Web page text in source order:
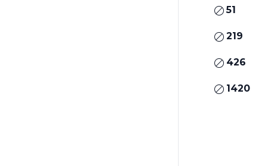
51
219
426
1420